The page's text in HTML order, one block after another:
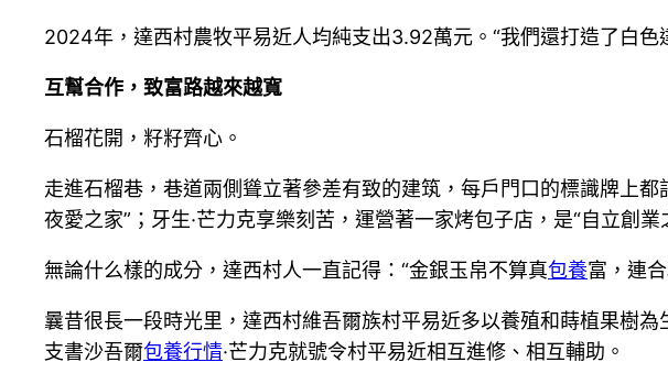
2024年，達西村農牧平易近人均純支出3.92萬元。“我們還打造了白
互幫合作，致富路越來越寬
石榴花開，籽籽齊心。
走進石榴巷，巷道兩側聳立著參差有致的建筑，每戶門口的標識牌上
夜愛之家”；牙生·芒力克享樂刻苦，運營著一家烤包子店，是“自立創
無論什么樣的成分，達西村人一直記得：“金銀玉帛不算真包養富，連
曩昔很長一段時光里，達西村維吾爾族村平易近多以養殖和蒔植果樹
支書沙吾爾包養行情·芒力克就號令村平易近相互進修、相互輔助。